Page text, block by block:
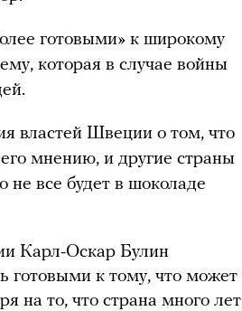
готовыми» к широкому
которая в случае войны
властей Швеции о том, что
мнению, и другие страны
не все будет в шоколаде
Карл-Оскар Булин
готовыми к тому, что может
на то, что страна много лет